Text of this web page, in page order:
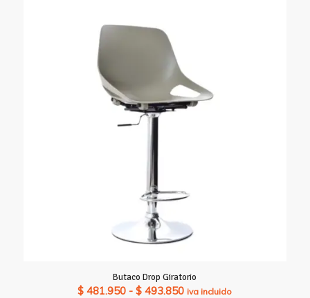
Butaco Drop Giratorio
$ 481.950 - $ 493.850Rango
iva incluido